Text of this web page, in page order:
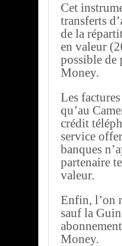
Cet
transferts
de la
en valeur
possible de
Money.
Les
qu’au
crédit
service
banques
partenaire
valeur.
Enfin, l’on
sauf la
Money.